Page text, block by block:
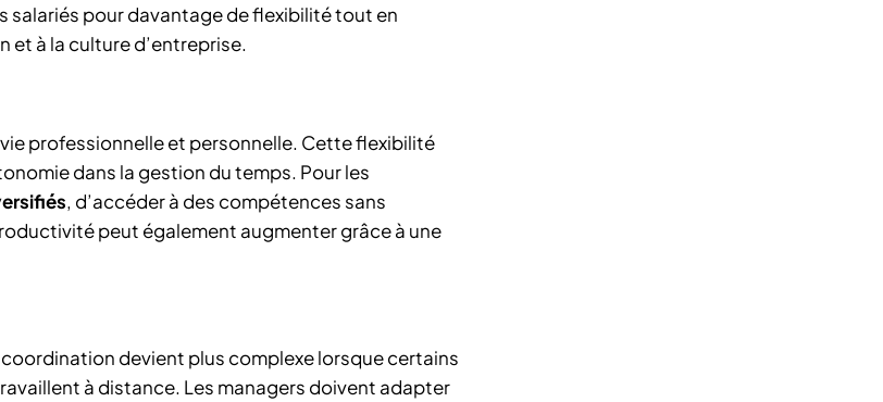
pour davantage de flexibilité tout en
et à la culture d’entreprise.
professionnelle et personnelle. Cette flexibilité
dans la gestion du temps. Pour les
, d’accéder à des compétences sans
peut également augmenter grâce à une
devient plus complexe lorsque certains
à distance. Les managers doivent adapter